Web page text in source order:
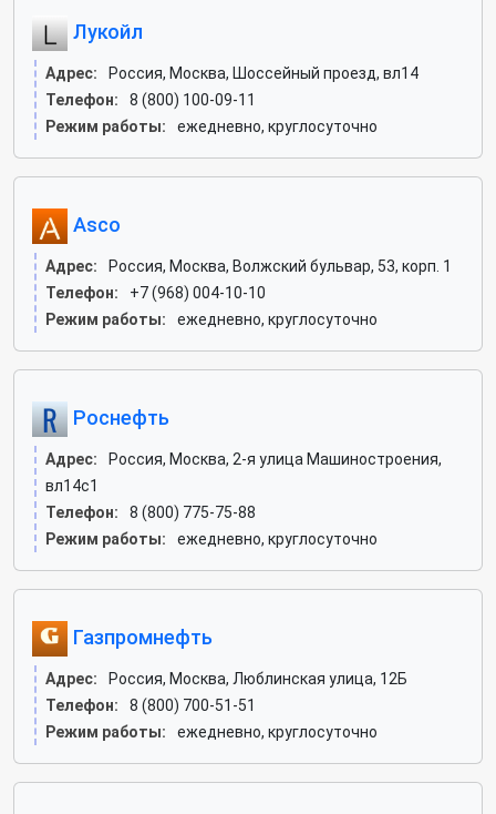
Лукойл
Адрес:
Россия, Москва, Шоссейный проезд, вл14
Телефон:
8 (800) 100-09-11
Режим работы:
ежедневно, круглосуточно
Asco
Адрес:
Россия, Москва, Волжский бульвар, 53, корп. 1
Телефон:
+7 (968) 004-10-10
Режим работы:
ежедневно, круглосуточно
Роснефть
Адрес:
Россия, Москва, 2-я улица Машиностроения,
вл14с1
Телефон:
8 (800) 775-75-88
Режим работы:
ежедневно, круглосуточно
Газпромнефть
Адрес:
Россия, Москва, Люблинская улица, 12Б
Телефон:
8 (800) 700-51-51
Режим работы:
ежедневно, круглосуточно